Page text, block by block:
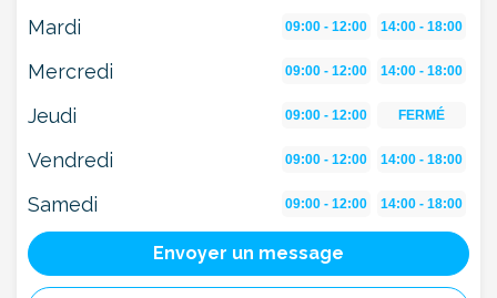
Mardi 09:00 - 12:00 14:00 - 18:00
Mercredi 09:00 - 12:00 14:00 - 18:00
Jeudi 09:00 - 12:00 FERMÉ
Vendredi 09:00 - 12:00 14:00 - 18:00
Samedi 09:00 - 12:00 14:00 - 18:00
Envoyer un message